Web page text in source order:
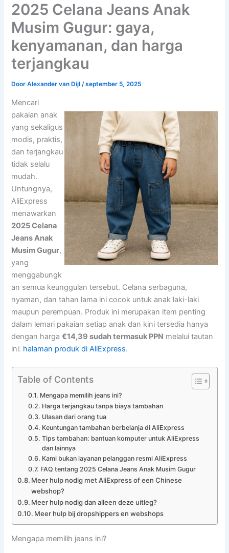
2025 Celana Jeans Anak
Musim Gugur: gaya,
kenyamanan, dan harga
terjangkau
DoorAlexander van Dijl/september 5, 2025
Mencari
pakaian anak
yang sekaligus
modis, praktis,
dan terjangkau
tidak selalu
mudah.
Untungnya,
AliExpress
menawarkan
2025 Celana
Jeans Anak
Musim Gugur,
yang
menggabungk
an semua keunggulan tersebut. Celana serbaguna,
nyaman, dan tahan lama ini cocok untuk anak laki-laki
maupun perempuan. Produk ini merupakan item penting
dalam lemari pakaian setiap anak dan kini tersedia hanya
dengan harga€14,39 sudah termasuk PPN melalui tautan
ini: halaman produk di AliExpress.
Table of Contents
Mengapa memilih jeans ini?
Harga terjangkau tanpa biaya tambahan
Ulasan dari orang tua
Keuntungan tambahan berbelanja di AliExpress
Tips tambahan: bantuan komputer untuk AliExpress
dan lainnya
Kami bukan layanan pelanggan resmi AliExpress
FAQ tentang 2025 Celana Jeans Anak Musim Gugur
Meer hulp nodig met AliExpress of een Chinese
webshop?
Meer hulp nodig dan alleen deze uitleg?
Meer hulp bij dropshippers en webshops
Mengapa memilih jeans ini?